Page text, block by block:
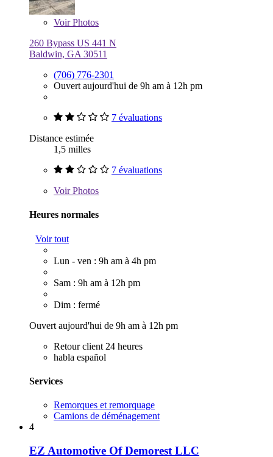
VoirPhotos
260 Bypass US 441 N
Baldwin, GA 30511
(706) 776-2301
Ouvert aujourd'hui de 9h am à 12h pm
7 évaluations
Distance estimée
1,5 milles
7 évaluations
VoirPhotos
Heures normales
Voir tout
Lun - ven : 9h am à 4h pm
Sam : 9h am à 12h pm
Dim : fermé
Ouvert aujourd'hui de 9h am à 12h pm
Retour client 24 heures
habla español
Services
Remorques et remorquage
Camions de déménagement
4
EZ Automotive Of Demorest LLC